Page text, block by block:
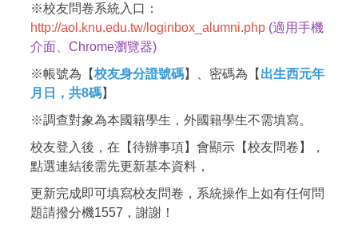
※校友問卷系統入口：
http://aol.knu.edu.tw/loginbox_alumni.php (適用手機
介面、Chrome瀏覽器)
※帳號為【校友身分證號碼】、密碼為【 出生西元年
月日，共8碼】
※調查對象為本國籍學生，外國籍學生不需填寫。
校友登入後，在【待辦事項】會顯示【校友問卷】，
點選連結後需先更新基本資料，
更新完成即可填寫校友問卷，系統操作上如有任何問
題請撥分機1557，謝謝！